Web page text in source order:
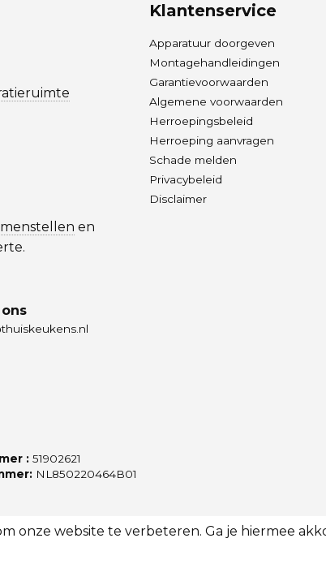
en
Klantenservice
Apparatuur doorgeven
Montagehandleidingen
Garantievoorwaarden
Algemene voorwaarden
Herroepingsbeleid
Herroeping aanvragen
Schade melden
Privacybeleid
Disclaimer
: 51902621
NL850220464B01
onze website te verbeteren. Ga je hiermee